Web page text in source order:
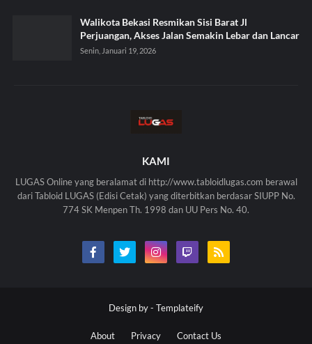
Walikota Bekasi Resmikan Sisi Barat Jl
Perjuangan, Akses Jalan Semakin Lebar dan Lancar
Senin, Januari 19, 2026
KAMI
LUGAS Online yang beralamat di http://www.tabloidlugas.com berawal
dari Tabloid LUGAS (Edisi Cetak) yang diterbitkan berdasar SIUPP No.
774 SK Menpen Th. 1998 dan UU Pers No. 40.
Design by - Templateify
About Privacy Contact Us